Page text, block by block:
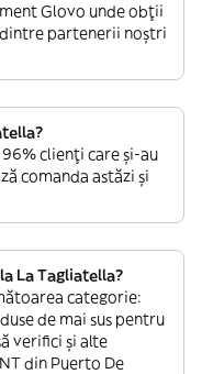
Glovo unde obții
partenerii noștri
clienți care și-au
comanda astăzi și
La Tagliatella?
categorie:
de mai sus pentru
verifici și alte
din Puerto De